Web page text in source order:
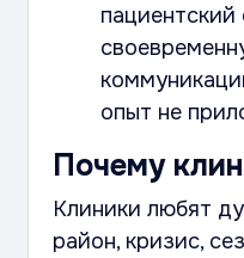
опыт не
Почему
Клиники любят
район, кризис,